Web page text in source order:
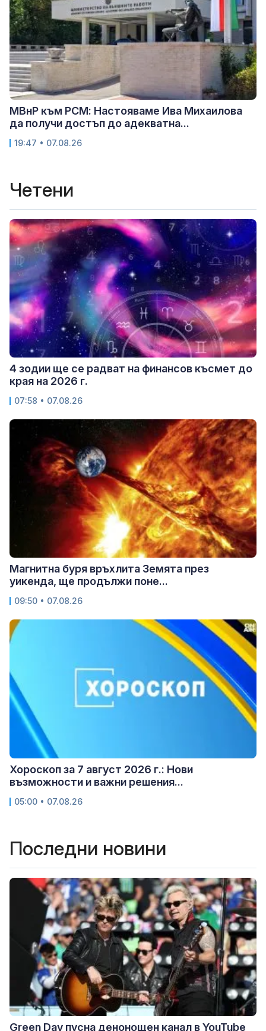
МВнР към РСМ: Настояваме Ива Михаилова
да получи достъп до адекватна...
19:47 • 07.08.26
Четени
4 зодии ще се радват на финансов късмет до
края на 2026 г.
07:58 • 07.08.26
Магнитна буря връхлита Земята през
уикенда, ще продължи поне...
09:50 • 07.08.26
Хороскоп за 7 август 2026 г.: Нови
възможности и важни решения...
05:00 • 07.08.26
Последни новини
Green Day пусна денонощен канал в YouTube